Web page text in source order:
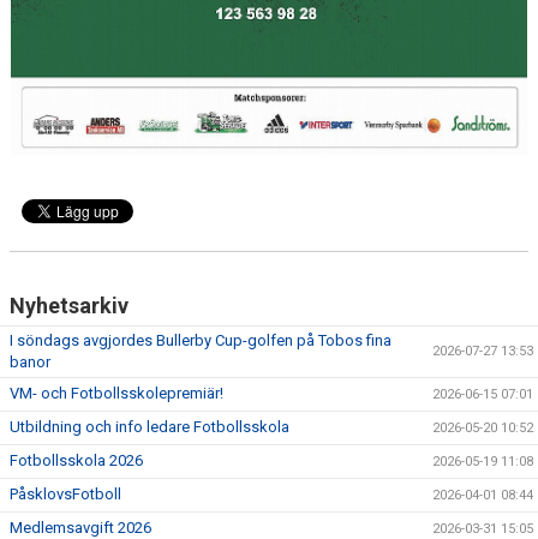
Nyhetsarkiv
I söndags avgjordes Bullerby Cup-golfen på Tobos fina
banor
2026-07-27 13:53
VM- och Fotbollsskolepremiär! 2026-06-15 07:01
Utbildning och info ledare Fotbollsskola 2026-05-20 10:52
Fotbollsskola 2026 2026-05-19 11:08
PåsklovsFotboll 2026-04-01 08:44
Medlemsavgift 2026 2026-03-31 15:05